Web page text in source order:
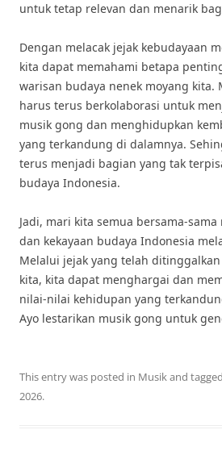
untuk tetap relevan dan menarik
Dengan melacak jejak kebudayaan
kita dapat memahami betapa
warisan budaya nenek moyang kita.
harus terus berkolaborasi untuk
musik gong dan menghidupkan
yang terkandung di dalamnya.
terus menjadi bagian yang tak
budaya Indonesia.
Jadi, mari kita semua bersama-
dan kekayaan budaya Indonesia
Melalui jejak yang telah
kita, kita dapat menghargai dan
nilai-nilai kehidupan yang
Ayo lestarikan musik gong untuk
This entry was posted in Musikand tagged
2026.